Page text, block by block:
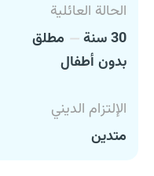
الحالة العائلية
30 سنة
مطلق
بدون أطفال
الإلتزام الديني
متدين